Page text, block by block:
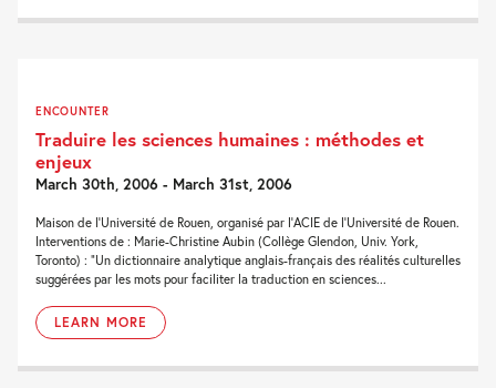
ENCOUNTER
Traduire les sciences humaines : méthodes et
enjeux
March 30th, 2006 - March 31st, 2006
Maison de l’Université de Rouen, organisé par l’ACIE de l’Université de Rouen.
Interventions de : Marie-Christine Aubin (Collège Glendon, Univ. York,
Toronto) : “Un dictionnaire analytique anglais-français des réalités culturelles
suggérées par les mots pour faciliter la traduction en sciences...
LEARN MORE